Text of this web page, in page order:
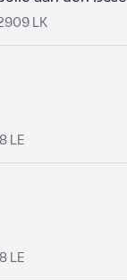
LK
LE
LE